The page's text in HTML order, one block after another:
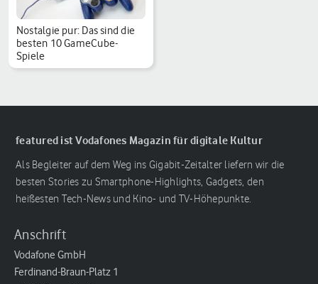
Nostalgie pur: Das sind die
besten 10 GameCube-
Spiele
featured ist Vodafones Magazin für digitale Kultur
Als Begleiter auf dem Weg ins Gigabit-Zeitalter liefern wir die
besten Stories zu Smartphone-Highlights, Gadgets, den
heißesten Tech-News und Kino- und TV-Höhepunkte.
Anschrift
Vodafone GmbH
Ferdinand-Braun-Platz 1